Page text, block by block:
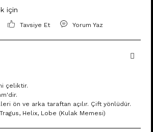
için
Tavsiye Et Yorum Yaz
çeliktir.
ön ve arka taraftan açılır. Çift yönlüdür.
Helix, Lobe (Kulak Memesi)